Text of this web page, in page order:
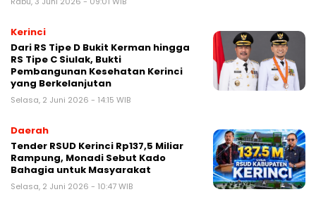
Kerinci
Dari RS Tipe D Bukit Kerman hingga
RS Tipe C Siulak, Bukti
Pembangunan Kesehatan Kerinci
yang Berkelanjutan
Selasa, 2 Juni 2026 - 14:15 WIB
Daerah
Tender RSUD Kerinci Rp137,5 Miliar
Rampung, Monadi Sebut Kado
Bahagia untuk Masyarakat
Selasa, 2 Juni 2026 - 10:47 WIB